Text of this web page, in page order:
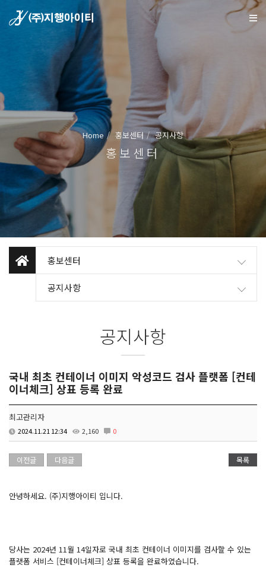
Home 홍보센터 공지사항
홍보센터
홍보센터
공지사항
공지사항
국내 최초 컨테이너 이미지 악성코드 검사 플랫폼 [컨테
이너체크] 상표 등록 완료
최고관리자
2024.11.21 12:34 2,160 0
이전글 다음글 목록
안녕하세요. (주)지행아이티 입니다.
당사는 2024년 11월 14일자로 국내 최초 컨테이너 이미지를 검사할 수 있는
플랫폼 서비스 [컨테이너체크] 상표 등록을 완료하였습니다.